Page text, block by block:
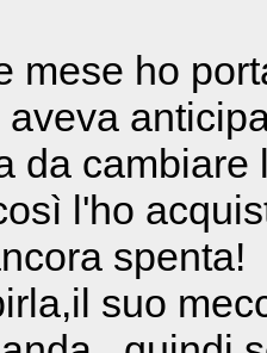
mese ho
da
l'ho
spenta!
suo